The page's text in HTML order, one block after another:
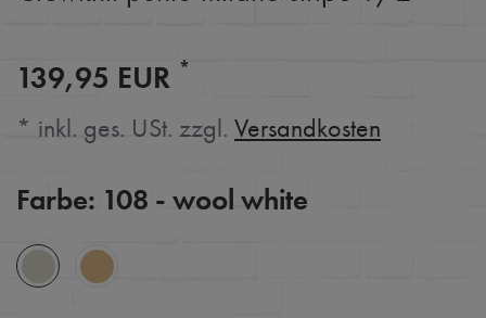
139,95 EUR *
* inkl. ges. USt. zzgl. Versandkosten
Farbe: 108 - wool white